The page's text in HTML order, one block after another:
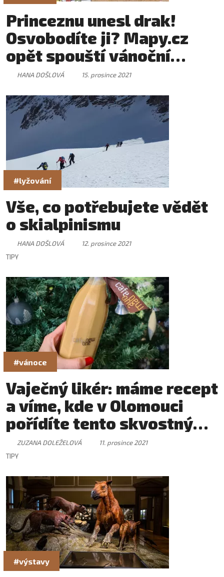
Princeznu unesl drak!
Osvobodíte ji? Mapy.cz
opět spouští vánoční
šifrovací hru.
HANA DOŠLOVÁ 15. prosince 2021
#lyžování
Vše, co potřebujete vědět
o skialpinismu
HANA DOŠLOVÁ
12. prosince 2021
TIPY
#vánoce
Vaječný likér: máme recept
a víme, kde v Olomouci
pořídíte tento skvostný
vánoční nápoj
ZUZANA DOLEŽELOVÁ
11. prosince 2021
TIPY
#výstavy